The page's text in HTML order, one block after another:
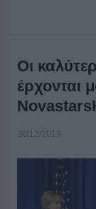
Οι
έρχονται
30/12/2019